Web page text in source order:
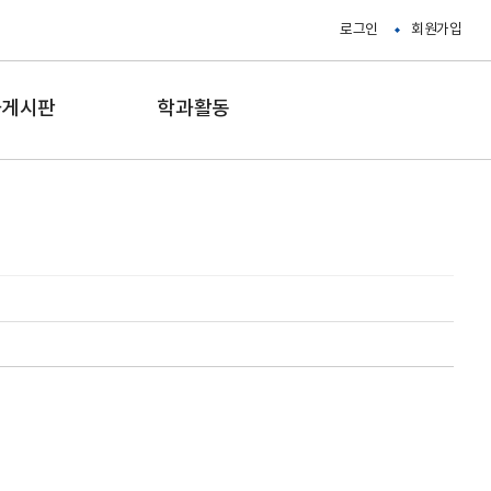
로그인 회원가입
시판 학과활동